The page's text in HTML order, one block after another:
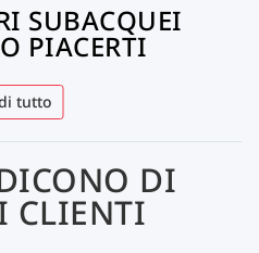
SUBACQUEI
PIACERTI
tutto
DI
CLIENTI